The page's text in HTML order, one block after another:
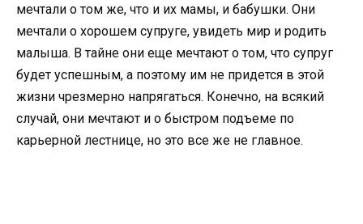
мечтали о том же, что и их мамы, и бабушки. Они
мечтали о хорошем супруге, увидеть мир и родить
малыша. В тайне они еще мечтают о том, что супруг
будет успешным, а поэтому им не придется в этой
жизни чрезмерно напрягаться. Конечно, на всякий
случай, они мечтают и о быстром подъеме по
карьерной лестнице, но это все же не главное.